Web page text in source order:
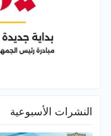
النشرات الأسبوعية